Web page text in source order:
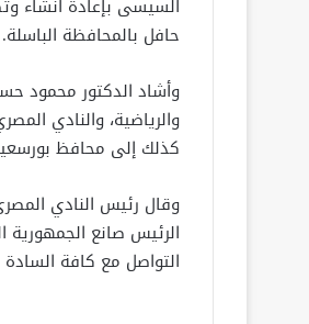
السيسى بإعادة انشاء
حافل بالمحافظة الباسلة.
وأشاد الدكتور محمود
والرياضية، والنادي
كذلك إلى محافظ
وقال رئيس النادي
الرئيس صانع الجمهورية
التواصل مع كافة السادة